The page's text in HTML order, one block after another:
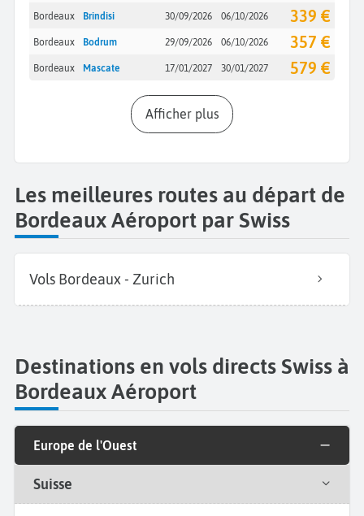
Bordeaux Brindisi 30/09/2026 06/10/2026 339 €
Bordeaux Bodrum 29/09/2026 06/10/2026 357 €
Bordeaux Mascate 17/01/2027 30/01/2027 579 €
Afficher plus
Les meilleures routes au départ de
Bordeaux Aéroport par Swiss
Vols Bordeaux - Zurich
Destinations en vols directs Swiss à
Bordeaux Aéroport
Europe de l'Ouest
Suisse